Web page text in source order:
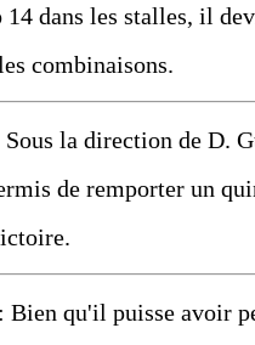
14 dans les stalles, il
combinaisons.
la direction de D.
de remporter un
qu'il puisse avoir